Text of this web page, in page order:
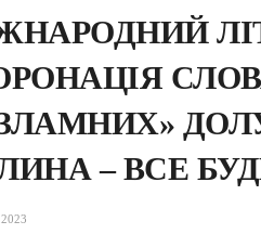
– ВСЕ